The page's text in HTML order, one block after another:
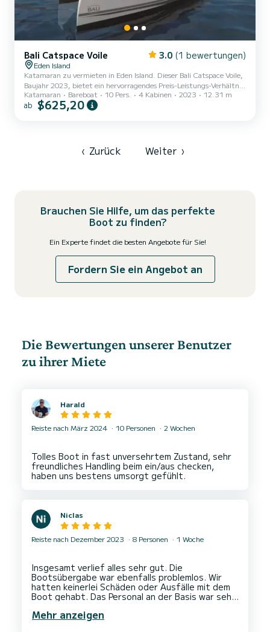
Bali Catspace Voile 3.0 (1 bewertungen)
Eden Island
Katamaran zu vermieten in Eden Island. Dieser Bali Catspace Voile,
Baujahr 2023, bietet ein hervorragendes Preis-Leistungs-Verhältnis
für eine Kreuzfahrt von einigen Tagen oder sogar einigen Wochen.
Der Katamaran ist 12 Meter lang und hat 80 PS. Die 4 Kabinen
Lautsprecher, Elektrische Winde. Für Informatio...
Katamaran Bareboat 10 Pers. 4 Kabinen 2023 12.31 m
ab $625,20
‹ Zurück Weiter ›
Brauchen Sie Hilfe, um das perfekte
Boot zu finden?
Ein Experte findet die besten Angebote für Sie!
Fordern Sie ein Angebot an
Die Bewertungen unserer Benutzer
zu ihrer Miete
Harald
Reiste nach März 2024 10 Personen 2 Wochen
Tolles Boot in fast unversehrtem Zustand, sehr
freundliches Handling beim ein/aus checken,
Niclas
Reiste nach Dezember 2023 8 Personen 1 Woche
Insgesamt verlief alles sehr gut. Die
Bootsübergabe war ebenfalls problemlos. Wir
hatten keinerlei Schäden oder Ausfälle mit dem
Boot gehabt. Das Personal an der Basis war sehr
Törns den telefonischen technischen Support
genutzt um den Wassermacher zu starten. Der
Mehr anzeigen